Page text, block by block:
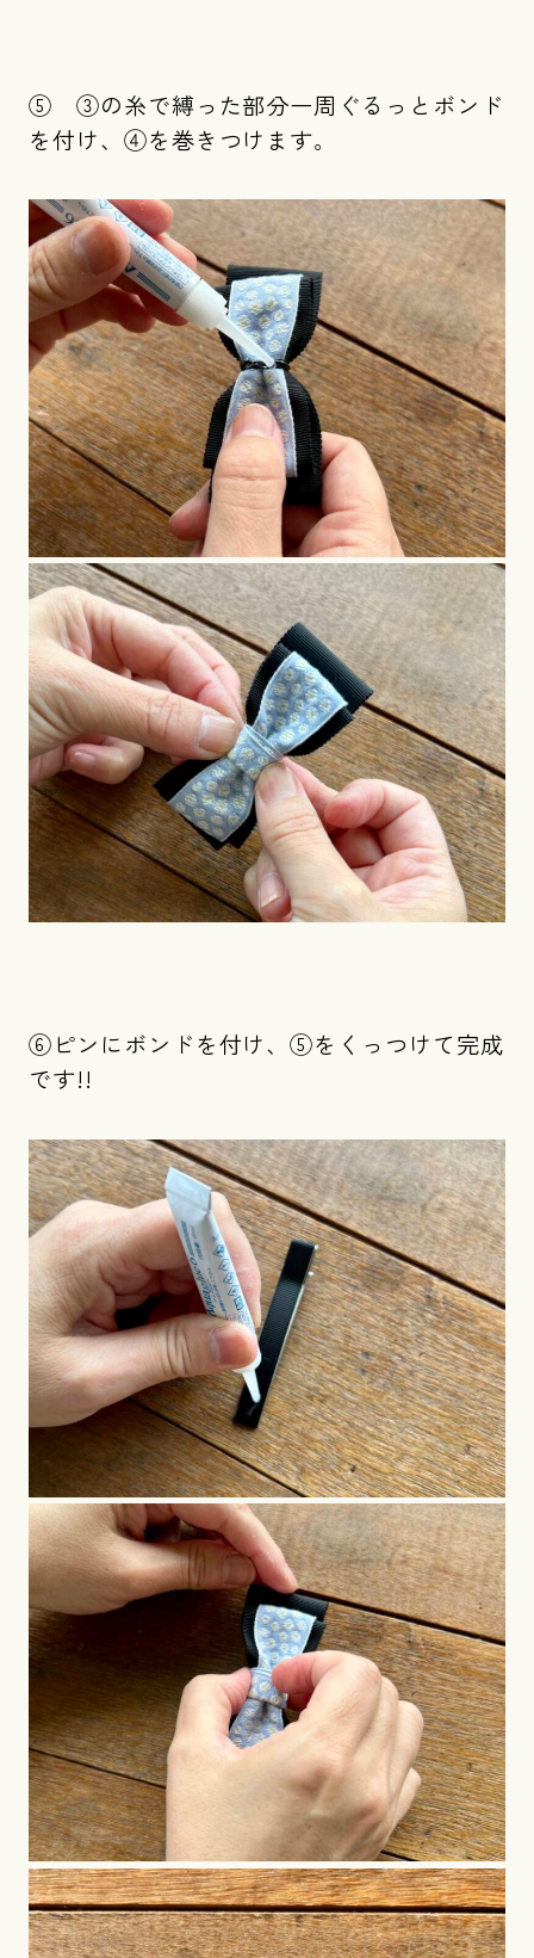
⑤ ③の糸で縛った部分一周ぐるっとボンド
を付け、④を巻きつけます。
⑥ピンにボンドを付け、⑤をくっつけて完成
です!!